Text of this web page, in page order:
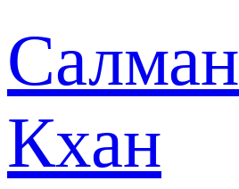
Салман
Кхан